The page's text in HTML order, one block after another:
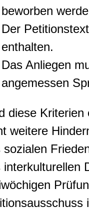
beworben
Der
enthalten.
Das Anliegen
angemessen
diese
weitere
sozialen
interkulturellen